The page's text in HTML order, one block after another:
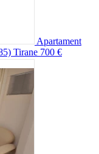
Apartament
Tirane 700 €